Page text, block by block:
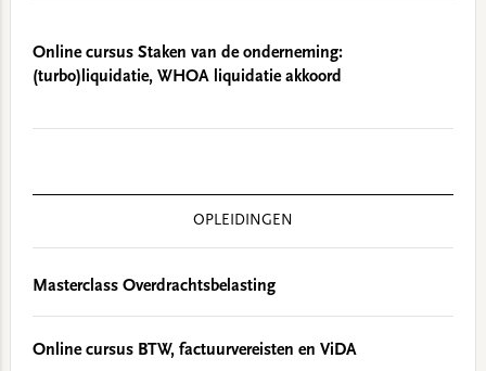
Online cursus Staken van de onderneming:
(turbo)liquidatie, WHOA liquidatie akkoord
OPLEIDINGEN
Masterclass Overdrachtsbelasting
Online cursus BTW, factuurvereisten en ViDA